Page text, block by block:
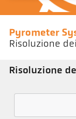
Pyrometer
Risoluzione
Risoluzione